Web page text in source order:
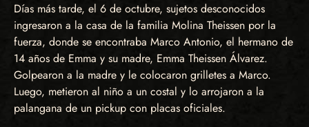
Días más tarde, el 6 de octubre, sujetos desconocidos
ingresaron a la casa de la familia Molina Theissen por la
fuerza, donde se encontraba Marco Antonio, el hermano de
14 años de Emma y su madre, Emma Theissen Álvarez.
Golpearon a la madre y le colocaron grilletes a Marco.
Luego, metieron al niño a un costal y lo arrojaron a la
palangana de un pickup con placas oficiales.